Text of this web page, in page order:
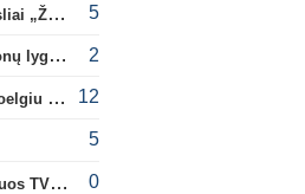
A. Tapinas atskleidė, kiek tiksliai „Žalgiris“ jau uždirbo iš UEFA premijų 5
V. Dambrausko ekipa Čempionų lygos atrankoje patyrė skaudžią nesėkmę 2
L. Messi pasižymėjo kilniu poelgiu dėl kilusių gaisrų Madride 12
5
Dvikovas su „Hajduk“ transliuos TV3, paskutinėje transliacijoje – nauji rekordai 0